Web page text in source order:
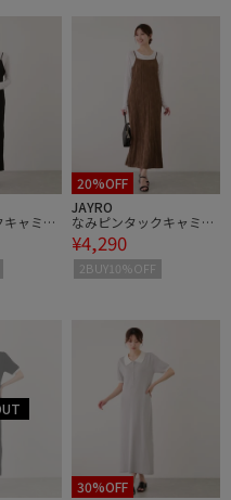
ャミワ
20%OFF
JAYRO
なみピンタックキャミワ
ンピース
¥4,290
2BUY10%OFF
30%OFF